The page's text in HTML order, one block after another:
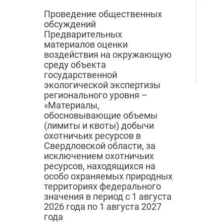
Проведение общественных
обсуждений
Предварительных
материалов оценки
воздействия на окружающую
среду объекта
государственной
экологической экспертизы
регионального уровня –
«Материалы,
обосновывающие объемы
(лимиты и квоты) добычи
охотничьих ресурсов в
Свердловской области, за
исключением охотничьих
ресурсов, находящихся на
особо охраняемых природных
территориях федерального
значения в период с 1 августа
2026 года по 1 августа 2027
года